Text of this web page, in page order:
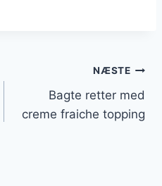
NÆSTE
Bagte retter med
creme fraiche topping